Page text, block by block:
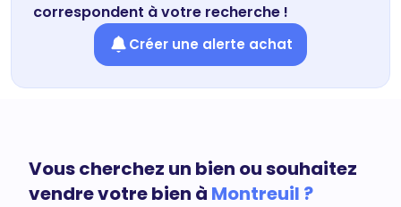
correspondent à votre recherche !
Créer une alerte achat
Vous cherchez un bien ou souhaitez
vendre votre bien à Montreuil ?